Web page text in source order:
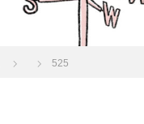
525